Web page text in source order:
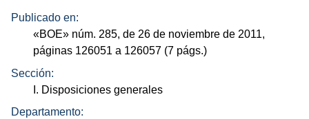
Publicado en:
«BOE» núm. 285, de 26 de noviembre de 2011,
páginas 126051 a 126057 (7 págs.)
Sección:
I. Disposiciones generales
Departamento: